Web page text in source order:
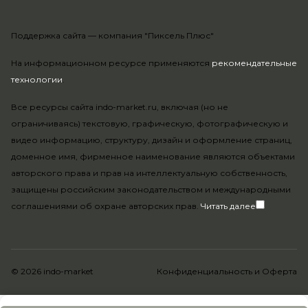
На информационном ресурсе применяются рекомендательные
технологии.
Все ресурсы сайта indo-market.ru, включая (но не
ограничиваясь) текстовую, графическую, фотографическую и
видео информацию, структуру, дизайн и оформление страниц,
доменное имя, фирменное наименование являются объектами
авторского права и прав на интеллектуальную собственность,
защищены российским законодательством и международными
соглашениями об охране авторских прав. Читать далее
Поддержка сайта — компания "Пиксель Плюс"
© 2026 indo-market Конфиденциальность и Оферта